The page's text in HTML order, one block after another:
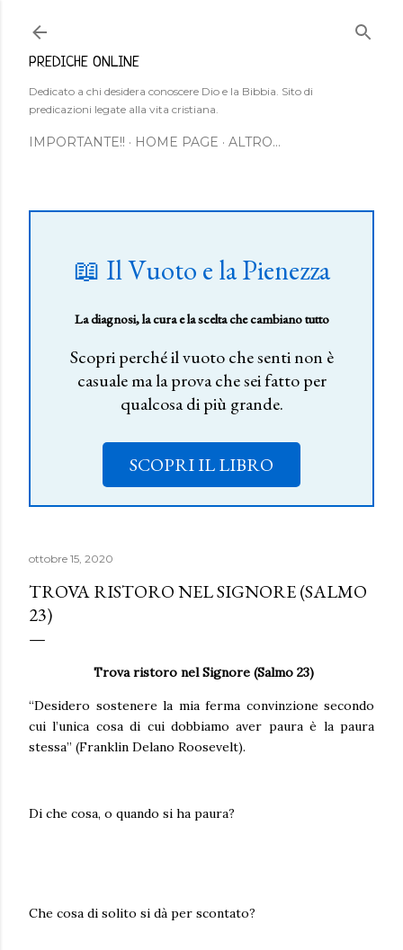
PREDICHE ONLINE
Dedicato a chi desidera conoscere Dio e la Bibbia. Sito di
predicazioni legate alla vita cristiana.
IMPORTANTE!! HOME PAGE ALTRO…
📖 Il Vuoto e la Pienezza
La diagnosi, la cura e la scelta che cambiano tutto
Scopri perché il vuoto che senti non è
casuale ma la prova che sei fatto per
qualcosa di più grande.
SCOPRI IL LIBRO
ottobre 15, 2020
TROVA RISTORO NEL SIGNORE (SALMO
23)
Trova ristoro nel Signore (Salmo 23)
“Desidero sostenere la mia ferma convinzione secondo
cui l’unica cosa di cui dobbiamo aver paura è la paura
stessa” (Franklin Delano Roosevelt).
Di che cosa, o quando si ha paura?
Che cosa di solito si dà per scontato?